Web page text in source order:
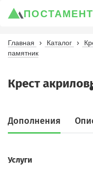
ПОСТАМЕНТ
Главная Каталог
памятник
Крест
Дополнения
Услуги